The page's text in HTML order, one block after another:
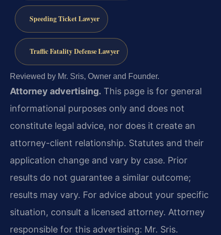
Speeding Ticket Lawyer
Traffic Fatality Defense Lawyer
Reviewed by Mr. Sris, Owner and Founder.
Attorney advertising. This page is for general
informational purposes only and does not
constitute legal advice, nor does it create an
attorney-client relationship. Statutes and their
application change and vary by case. Prior
results do not guarantee a similar outcome;
results may vary. For advice about your specific
situation, consult a licensed attorney. Attorney
responsible for this advertising: Mr. Sris.